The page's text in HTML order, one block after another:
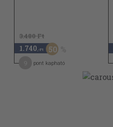
114
3.480 Ft
1.740 ,-Ft 50
pont kapható